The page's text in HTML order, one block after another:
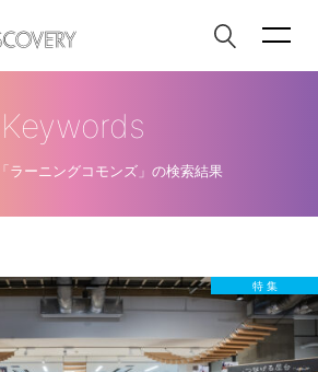
Keywords
ラーニングコモンズ」の検索結果
特 集